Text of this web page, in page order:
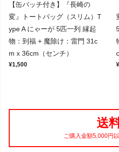
【缶バッチ付き】『長崎の
変』トートバッグ（スリム）T
ype A にゃーが 5匹一列 縁起
物：到福 + 魔除け：雷門 31c
m x 36cm（センチ）
¥1,500
送
ご購入金額5,000円